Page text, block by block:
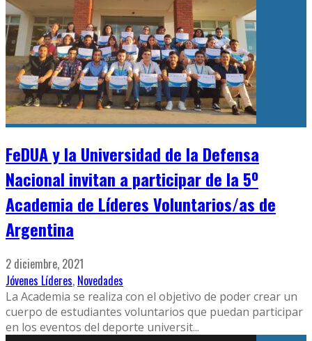
FeDUA y la Universidad de la Defensa
Nacional invitan a participar de la 5º
Academia de Líderes Voluntarios/as de
Argentina
2 diciembre, 2021
Jóvenes Líderes, Novedades
La Academia se realiza con el objetivo de poder crear un
cuerpo de estudiantes voluntarios que puedan participar
en los eventos del deporte universit...